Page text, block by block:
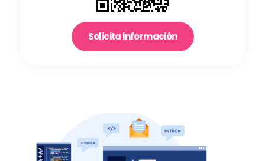
Solicita información